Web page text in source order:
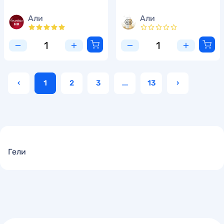
Али Али
‹ 1 2 3 ... 13 ›
Гели